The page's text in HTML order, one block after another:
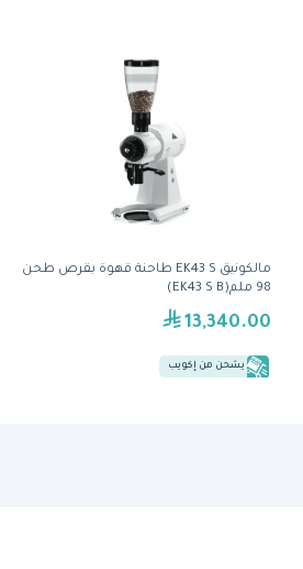
مالكونيق EK43 S طاحنة قهوة بقرص طحن
98 ملم(EK43 S B)
13,340.00
يشحن من إكويب